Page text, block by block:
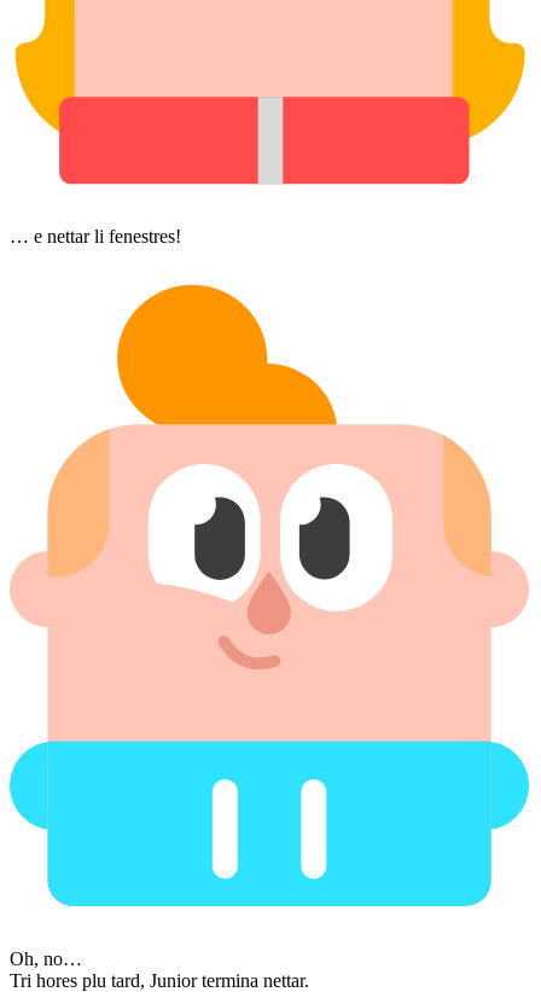
… e nettar li fenestres!
Oh, no…
Tri hores plu tard, Junior termina nettar.